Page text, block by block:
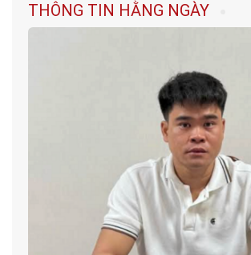
THÔNG TIN HẰNG NGÀY